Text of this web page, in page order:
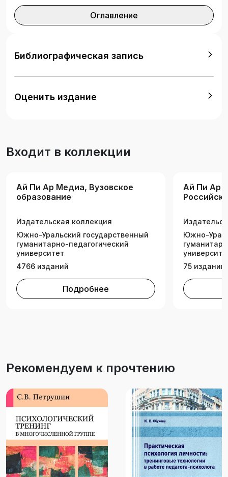
психологического тренинга, рассмотрены
базовые технологии, используемые в
Подготовлено с учетом требований
образовательного стандарта высшего
образования. Предназначено для студентов,
обучающихся по укрупненной группе
психологический тренинг». Будет полезно
психологических служб профессионального
образования и других категорий
Оглавление
Библиографическая запись
Оценить издание
Входит в коллекции
Ай Пи Ар Медиа, Вузовское
образование
Издательская коллекция
Южно-Уральский государственный
гуманитарно-педагогический
университет
4766 изданий
Подробнее
Ай Пи Ар
Южно-
75 изданий
Рекомендуем к прочтению